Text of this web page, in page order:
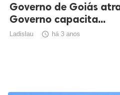
Governo de Goiás
Governo capacita...
Ladislau  há 3 anos